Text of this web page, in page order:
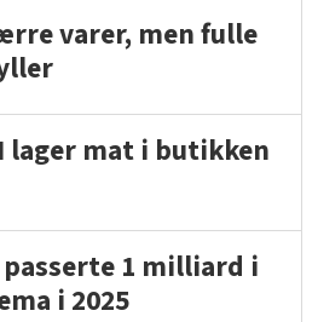
varer, men fulle
lager mat i butikken
passerte 1 milliard i
i 2025